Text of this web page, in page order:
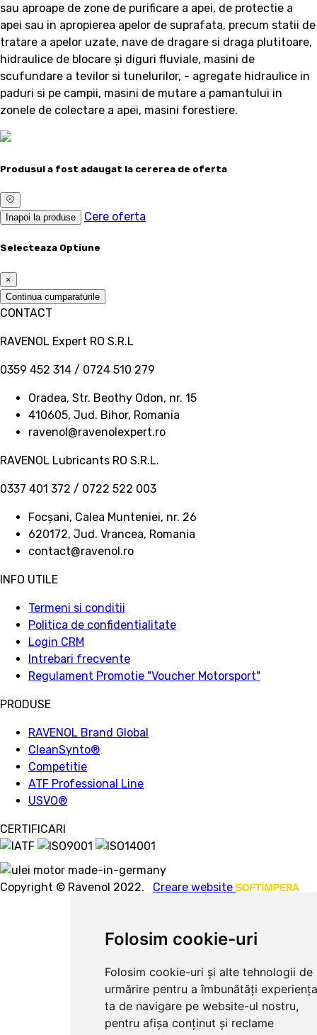
Folosim cookie-uri
Folosim cookie-uri și alte tehnologii de
urmărire pentru a îmbunătăți
ta de navigare pe website-ul nostru,
pentru afișa conținut și reclame
sau aproape de zone de purificare a apei, de protectie a
apei sau in apropierea apelor de suprafata, precum statii de
tratare a apelor uzate, nave de dragare si draga plutitoare,
hidraulice de blocare și diguri fluviale, masini de
scufundare a tevilor si tunelurilor, - agregate hidraulice in
paduri si pe campii, masini de mutare a pamantului in
zonele de colectare a apei, masini forestiere.
Produsul a fost adaugat la cererea de oferta
Inapoi la produse Cere oferta
Selecteaza Optiune
×
Continua cumparaturile
CONTACT
RAVENOL Expert RO S.R.L
0359 452 314 / 0724 510 279
Oradea, Str. Beothy Odon, nr. 15
410605, Jud. Bihor, Romania
ravenol@ravenolexpert.ro
RAVENOL Lubricants RO S.R.L.
0337 401 372 / 0722 522 003
Focșani, Calea Munteniei, nr. 26
620172, Jud. Vrancea, Romania
contact@ravenol.ro
INFO UTILE
Termeni si conditii
Politica de confidentialitate
Login CRM
Intrebari frecvente
Regulament Promotie "Voucher Motorsport"
PRODUSE
RAVENOL Brand Global
CleanSynto®
Competitie
ATF Professional Line
USVO®
CERTIFICARI
Copyright © Ravenol 2022. Creare website